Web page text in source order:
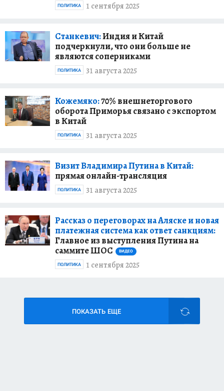
1 сентября 2025
ПОЛИТИКА
Станкевич:Индия и Китай
подчеркнули, что они больше не
являются соперниками
31 августа 2025
ПОЛИТИКА
Кожемяко:70% внешнеторгового
оборота Приморья связано с экспортом
в Китай
31 августа 2025
ПОЛИТИКА
Визит Владимира Путина в Китай:
прямая онлайн-трансляция
31 августа 2025
ПОЛИТИКА
Рассказ о переговорах на Аляске и новая
платежная система как ответ санкциям:
Главное из выступления Путина на
саммите ШОС
ВИДЕО
1 сентября 2025
ПОЛИТИКА
ПОКАЗАТЬ ЕЩЕ